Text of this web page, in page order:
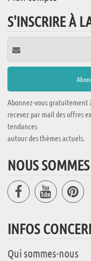
S'INSCRIRE À
Abonnez-vous
recevez par mail des offres
tendances
autour des thèmes actuels.
NOUS
INFOS
Qui sommes-nous